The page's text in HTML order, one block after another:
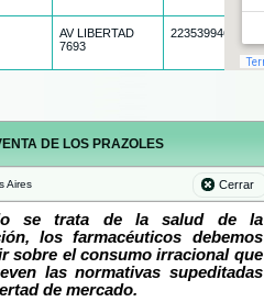
AV LIBERTAD
7693
2235399462
DE LOS PRAZOLES
Cerrar
Aires
se trata de la salud de la
los farmacéuticos debemos
sobre el consumo irracional que
las normativas supeditadas
de mercado.